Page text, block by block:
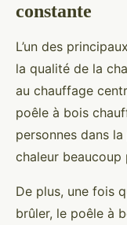
constante
L’un des
la qualité de la
au chauffage
poêle à bois
personnes dans
chaleur
De plus, une fois
brûler, le poêle à